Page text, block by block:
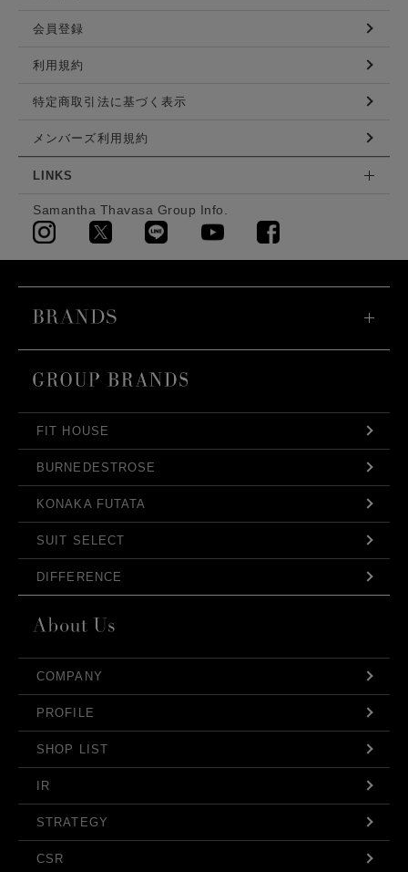
会員登録
利用規約
特定商取引法に基づく表示
メンバーズ利用規約
LINKS
Samantha Thavasa Group Info.
FIT HOUSE
BURNEDESTROSE
KONAKA FUTATA
SUIT SELECT
DIFFERENCE
COMPANY
PROFILE
SHOP LIST
IR
STRATEGY
CSR